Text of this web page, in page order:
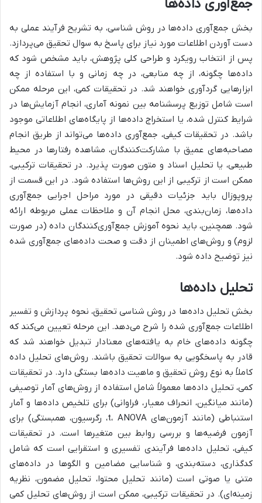
جمع‌آوری داده‌ها
بخش جمع‌آوری داده‌ها در روش شناسی، به تشریح فرآیند عملی به
دست آوردن اطلاعات مورد نیاز برای پاسخ به سوال تحقیق می‌پردازد.
پس از انتخاب رویکرد و طراحی کلی پژوهش، باید مشخص شود که
داده‌ها چگونه، از چه منابعی، در چه زمانی و با استفاده از چه
ابزارهایی گردآوری خواهند شد. در تحقیقات کمی، این مرحله ممکن
است شامل توزیع پرسشنامه بین نمونه آماری، انجام آزمایش‌ها در
شرایط کنترل شده، یا استخراج داده‌ها از پایگاه‌های اطلاعاتی موجود
باشد. در تحقیقات کیفی، جمع‌آوری داده‌ها می‌تواند از طریق انجام
مصاحبه‌های عمیق با مشارکت‌کنندگان، مشاهده رفتارها در محیط
طبیعی، یا تحلیل اسناد و متون صورت پذیرد. در تحقیقات ترکیبی،
ممکن است از ترکیبی از این روش‌ها استفاده شود. در این قسمت از
پروپوزال باید جزئیات دقیقی در مورد مراحل اجرایی جمع‌آوری
داده‌ها، زمان‌بندی، محل انجام آن و ملاحظات عملی مربوطه ارائه
شود. همچنین، باید نحوه آموزش جمع‌آوری‌کنندگان داده (در صورت
لزوم) و روش‌های اطمینان از دقت و صحت داده‌های جمع‌آوری شده
نیز توضیح داده شود.
تحلیل داده‌ها
بخش تحلیل داده‌ها در روش شناسی تحقیق، نحوه پردازش و تفسیر
اطلاعات جمع‌آوری شده را شرح می‌دهد. این مرحله تعیین می‌کند که
چگونه داده‌های خام به یافته‌های معنادار تبدیل خواهند شد که
قادر به پاسخگویی به سوالات تحقیق باشند. روش‌های تحلیل داده
کاملاً به نوع روش تحقیق و ماهیت داده‌ها بستگی دارد. در تحقیقات
کمی، تحلیل داده‌ها معمولاً شامل استفاده از روش‌های آمار توصیفی
(مانند میانگین، انحراف معیار، فراوانی) برای تلخیص داده‌ها و آمار
استنباطی (مانند آزمون‌های t، ANOVA، رگرسیون، همبستگی) برای
آزمون فرضیه‌ها و بررسی روابط بین متغیرها است. در تحقیقات
کیفی، تحلیل داده‌ها فرآیندی تفسیری و استقرایی است که شامل
کدگذاری، دسته‌بندی، و شناسایی مضامین و الگوها در داده‌های
متنی یا صوتی است (مانند تحلیل محتوا، تحلیل مضمون، نظریه
زمینه‌ای). در تحقیقات ترکیبی، ممکن است از روش‌های تحلیل کمی